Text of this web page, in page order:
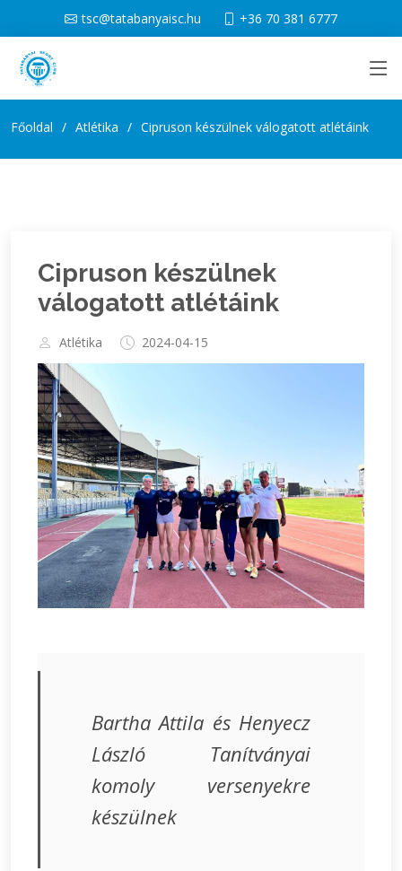
tsc@tatabanyaisc.hu +36 70 381 6777
Főoldal Atlétika Cipruson készülnek válogatott atlétáink
Cipruson készülnek
válogatott atlétáink
Atlétika 2024-04-15
Bartha Attila és Henyecz
László Tanítványai
komoly versenyekre
készülnek